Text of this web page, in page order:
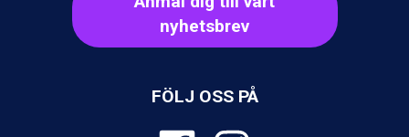
Bad Hofgastein från 8.595 kr.
Passo Tonale från 5.895 kr.
Saalbach från 9.445 kr.
Champoluc från 5.945 kr.
Sestriere från 6.945 kr.
Wagrain från 7.095 kr.
nyhetsbrev
FÖLJ OSS PÅ